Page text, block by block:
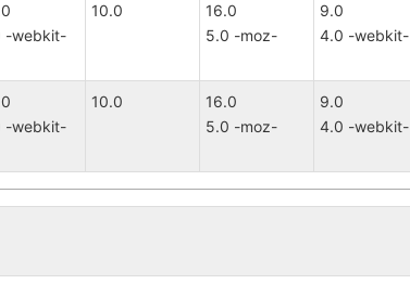
-webkit-
10.0
16.0
5.0 -moz-
9.0
4.0 -webkit-
-webkit-
10.0
16.0
5.0 -moz-
9.0
4.0 -webkit-